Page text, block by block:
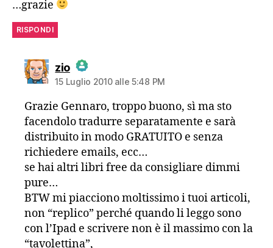
…grazie
RISPONDI
ziodice:
The Real Person Badge!
Anti-Spam by CleanTalk
15 Luglio 2010 alle 5:48 PM
Grazie Gennaro, troppo buono, sì ma sto
facendolo tradurre separatamente e sarà
distribuito in modo GRATUITO e senza
richiedere emails, ecc…
se hai altri libri free da consigliare dimmi
pure…
BTW mi piacciono moltissimo i tuoi articoli,
non “replico” perché quando li leggo sono
con l’Ipad e scrivere non è il massimo con la
“tavolettina”,